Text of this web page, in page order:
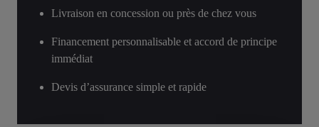
Livraison en concession ou près de chez vous
Financement personnalisable et accord de principe
immédiat
Devis d’assurance simple et rapide